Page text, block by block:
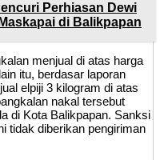
Perhiasan Dewi
di Balikpapan
menjual di atas harga
itu, berdasar laporan
elpiji 3 kilogram di atas
nakal tersebut
di Kota Balikpapan. Sanksi
tidak diberikan pengiriman